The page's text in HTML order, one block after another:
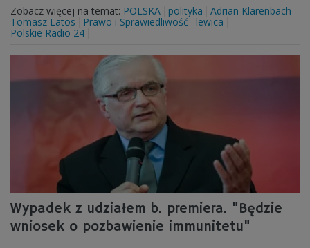
Zobacz więcej na temat: POLSKA polityka
Adrian Klarenbach
Tomasz Latos
Prawo i Sprawiedliwość
lewica
Polskie Radio 24
Wypadek z udziałem b. premiera. "Będzie
wniosek o pozbawienie immunitetu"